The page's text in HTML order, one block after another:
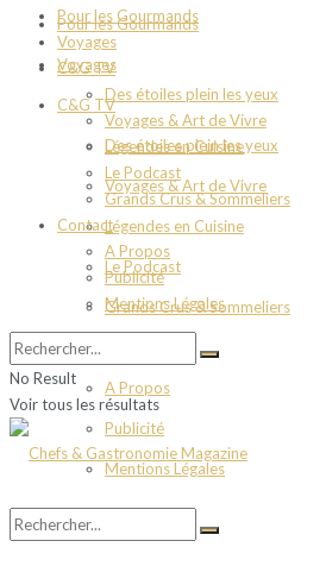
Pour les Gourmands
Voyages
C&G TV
Des étoiles plein les yeux
Voyages & Art de Vivre
Légendes en Cuisine
Le Podcast
Grands Crus & Sommeliers
Contact
A Propos
Publicité
Mentions Légales
Pour les Gourmands
Voyages
C&G TV
Des étoiles plein les yeux
Voyages & Art de Vivre
Légendes en Cuisine
Le Podcast
Grands Crus & Sommeliers
Contact
A Propos
Publicité
Mentions Légales
No Result
Voir tous les résultats